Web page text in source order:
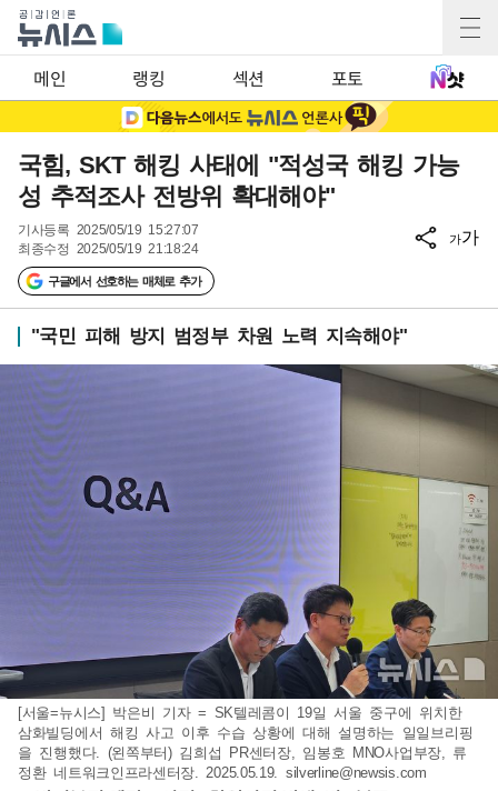
메인 랭킹 섹션 포토
국힘, SKT 해킹 사태에 "적성국 해킹 가능
성 추적조사 전방위 확대해야"
기사등록 2025/05/19 15:27:07
최종수정 2025/05/19 21:18:24
구글에서 선호하는 매체로 추가
가가
"국민 피해 방지 범정부 차원 노력 지속해야"
[서울=뉴시스] 박은비 기자 = SK텔레콤이 19일 서울 중구에 위치한
삼화빌딩에서 해킹 사고 이후 수습 상황에 대해 설명하는 일일브리핑
을 진행했다. (왼쪽부터) 김희섭 PR센터장, 임봉호 MNO사업부장, 류
정환 네트워크인프라센터장. 2025.05.19. silverline@newsis.com